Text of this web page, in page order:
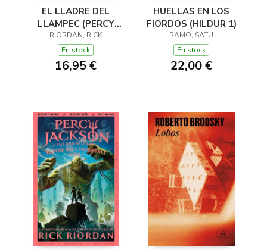
EL LLADRE DEL
LLAMPEC (PERCY
JACKSON I ELS DÉUS
DE L'OLIMP 1)
RIORDAN, RICK
En stock
16,95 €
HUELLAS EN LOS
FIORDOS (HILDUR 1)
RAMO, SATU
En stock
22,00 €